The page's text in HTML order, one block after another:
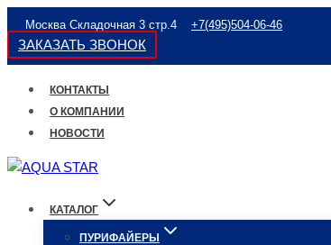
Перейти
содержимому
Москва Складочная 3 стр.4 +7(495)504-06-46
ЗАКАЗАТЬ ЗВОНОК
КОНТАКТЫ
О КОМПАНИИ
НОВОСТИ
КАТАЛОГ
ПУРИФАЙЕРЫ